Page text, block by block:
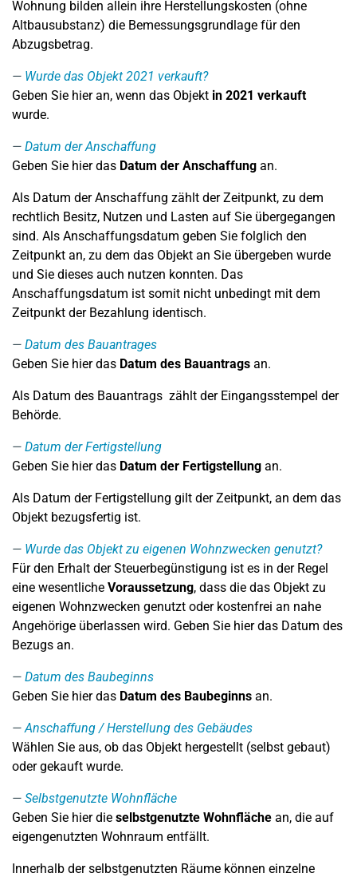
Wohnung bilden allein ihre Herstellungskosten (ohne
Altbausubstanz) die Bemessungsgrundlage für den
Abzugsbetrag.
Wurde das Objekt 2021 verkauft?
Geben Sie hier an, wenn das Objekt in 2021 verkauft
wurde.
Datum der Anschaffung
Geben Sie hier das Datum der Anschaffung an.
Als Datum der Anschaffung zählt der Zeitpunkt, zu dem
rechtlich Besitz, Nutzen und Lasten auf Sie übergegangen
sind. Als Anschaffungsdatum geben Sie folglich den
Zeitpunkt an, zu dem das Objekt an Sie übergeben wurde
und Sie dieses auch nutzen konnten. Das
Anschaffungsdatum ist somit nicht unbedingt mit dem
Zeitpunkt der Bezahlung identisch.
Datum des Bauantrages
Geben Sie hier das Datum des Bauantrags an.
Als Datum des Bauantrags zählt der Eingangsstempel der
Behörde.
Datum der Fertigstellung
Geben Sie hier das Datum der Fertigstellung an.
Als Datum der Fertigstellung gilt der Zeitpunkt, an dem das
Objekt bezugsfertig ist.
Wurde das Objekt zu eigenen Wohnzwecken genutzt?
Für den Erhalt der Steuerbegünstigung ist es in der Regel
eine wesentliche Voraussetzung, dass die das Objekt zu
eigenen Wohnzwecken genutzt oder kostenfrei an nahe
Angehörige überlassen wird. Geben Sie hier das Datum des
Bezugs an.
Datum des Baubeginns
Geben Sie hier das Datum des Baubeginns an.
Anschaffung / Herstellung des Gebäudes
Wählen Sie aus, ob das Objekt hergestellt (selbst gebaut)
oder gekauft wurde.
Selbstgenutzte Wohnfläche
Geben Sie hier die selbstgenutzte Wohnfläche an, die auf
eigengenutzten Wohnraum entfällt.
Innerhalb der selbstgenutzten Räume können einzelne